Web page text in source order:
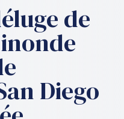
de
Diego